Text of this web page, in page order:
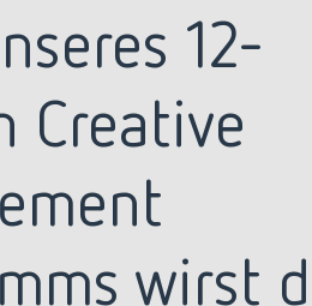
12-
Creative
wirst